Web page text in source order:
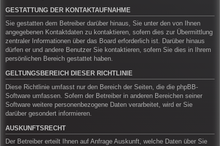
GESTATTUNG DER KONTAKTAUFNAHME
Sie gestatten dem Betreiber darüber hinaus, Sie unter den von Ihnen
angegebenen Kontaktdaten zu kontaktieren, sofern dies zur Übermittlung
zentraler Informationen über das Board erforderlich ist. Darüber hinaus
dürfen er und andere Benutzer Sie kontaktieren, sofern Sie dies in Ihrem
persönlichen Bereich gestattet haben.
GELTUNGSBEREICH DIESER RICHTLINIE
Diese Richtlinie umfasst nur den Bereich der Seiten, die die phpBB-
Software umfassen. Sofern der Betreiber in anderen Bereichen seiner
Software weitere personenbezogene Daten verarbeitet, wird er Sie
darüber gesondert informieren.
AUSKUNFTSRECHT
Der Betreiber erteilt Ihnen auf Anfrage Auskunft, welche Daten über Sie